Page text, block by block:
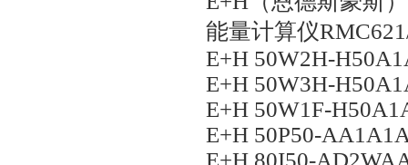
能量计算仪
E+H 50W2H-
E+H 50W3H-
E+H 50W1F-
E+H 50P50-
E+H 80I50-